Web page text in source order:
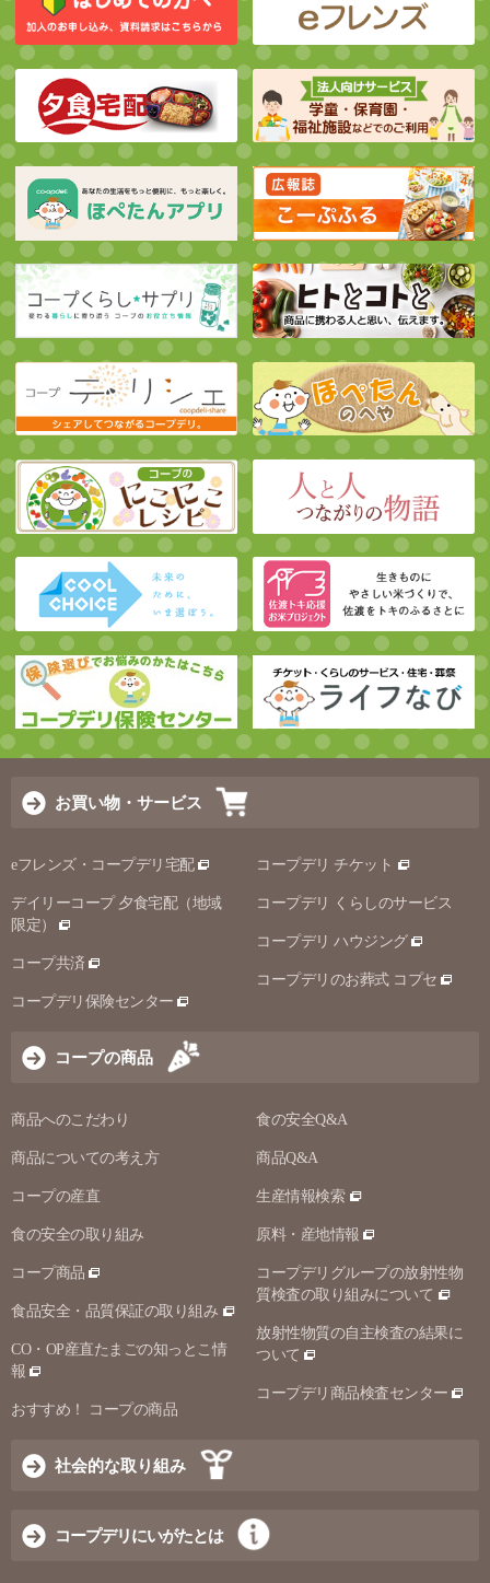
お買い物・サービス
eフレンズ・コープデリ宅配
デイリーコープ 夕食宅配（地域
限定）
コープ共済
コープデリ保険センター
コープデリ チケット
コープデリ くらしのサービス
コープデリ ハウジング
コープデリのお葬式 コプセ
コープの商品
商品へのこだわり
商品についての考え方
コープの産直
食の安全の取り組み
コープ商品
食品安全・品質保証の取り組み
CO・OP産直たまごの知っとこ情
報
おすすめ！ コープの商品
食の安全Q&A
商品Q&A
生産情報検索
原料・産地情報
コープデリグループの放射性物
質検査の取り組みについて
放射性物質の自主検査の結果に
ついて
コープデリ商品検査センター
社会的な取り組み
コープデリにいがたとは